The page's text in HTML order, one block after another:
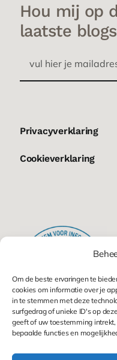
Om de beste ervaringen te
cookies om informatie over je
in te stemmen met deze
surfgedrag of unieke ID's op
geeft of uw toestemming
bepaalde functies en
Hou mij op
laatste
Privacyverklaring
Cookieverklaring